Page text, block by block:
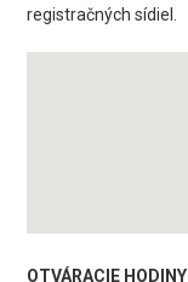
registračných sídiel.
OTVÁRACIE HODINY